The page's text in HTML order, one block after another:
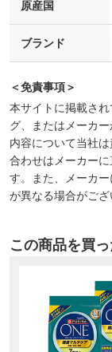
原産国
ブランド
＜免責事項＞
本サイトに掲載さ
グ、またはメーカ
内容について当社
合わせはメーカー
す。また、メーカ
が異なる場合がござ
この商品を買